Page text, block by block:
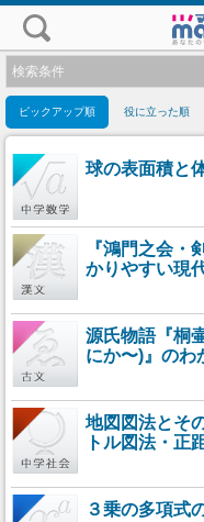
検索条件
ピックアップ順 役に立った順
球の表面積と
『鴻門之会・
かりやすい現
源氏物語『桐
にか〜)』のわ
地図図法とそ
トル図法・正
３乗の多項式